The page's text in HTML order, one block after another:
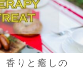
りと癒しの